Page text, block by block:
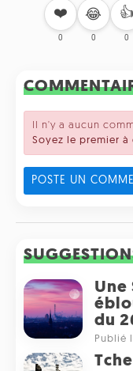
❤️
0
😂
0
👍
0
Il n'y a aucun
Soyez le premier à
POSTE UN
Une
du
Publié